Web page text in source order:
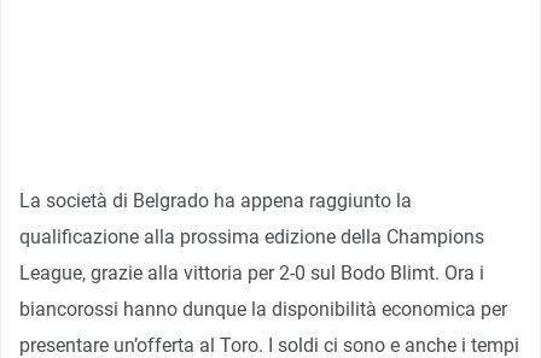
La società di Belgrado ha appena raggiunto la
qualificazione alla prossima edizione della Champions
League, grazie alla vittoria per 2-0 sul Bodo Blimt. Ora i
biancorossi hanno dunque la disponibilità economica per
presentare un’offerta al Toro. I soldi ci sono e anche i tempi